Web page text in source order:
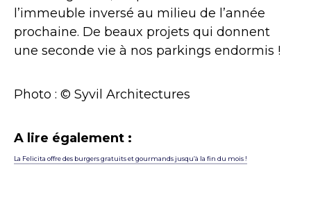
l’immeuble inversé au milieu de l’année
prochaine. De beaux projets qui donnent
une seconde vie à nos parkings endormis !
Photo : © Syvil Architectures
A lire également :
La Felicita offre des burgers gratuits et gourmands jusqu’à la fin du mois !